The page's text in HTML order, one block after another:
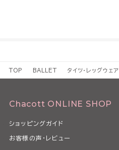
TOP BALLET タイツ・レッグウェア
Chacott ONLINE SHOP
ショッピングガイド
お客様の声・レビュー